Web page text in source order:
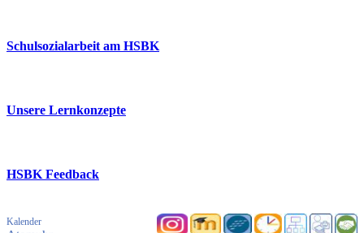
Schulsozialarbeit am HSBK
Unsere Lernkonzepte
HSBK Feedback
Kalender